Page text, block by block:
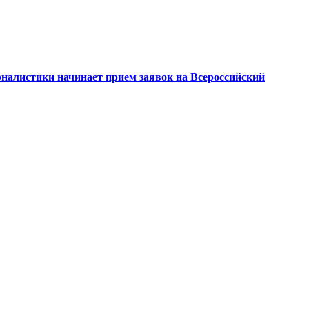
начинает прием заявок на Всероссийский